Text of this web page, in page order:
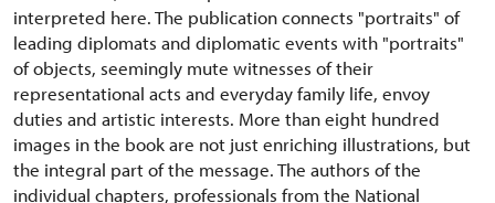
interpreted here. The publication connects "portraits" of
leading diplomats and diplomatic events with "portraits"
of objects, seemingly mute witnesses of their
representational acts and everyday family life, envoy
duties and artistic interests. More than eight hundred
images in the book are not just enriching illustrations, but
the integral part of the message. The authors of the
individual chapters, professionals from the National